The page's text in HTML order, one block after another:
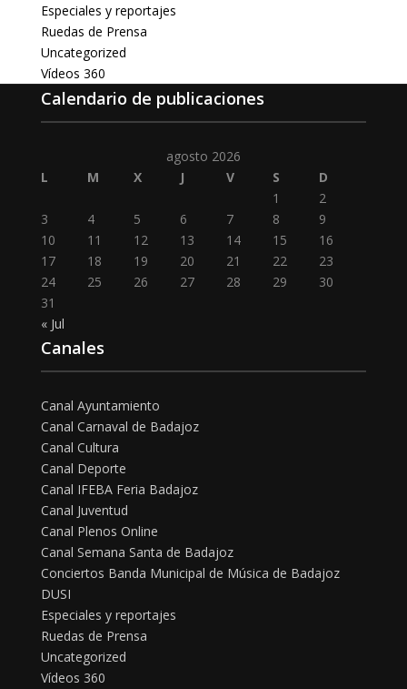
Especiales y reportajes
Ruedas de Prensa
Uncategorized
Vídeos 360
Calendario de publicaciones
agosto 2026
L
M X J V S
D
1
2
3
4 5 6 7 8
9
10
11 12 13 14 15
16
17
18 19 20 21 22
23
24
25 26 27 28 29
30
31
« Jul
Canales
Canal Ayuntamiento
Canal Carnaval de Badajoz
Canal Cultura
Canal Deporte
Canal IFEBA Feria Badajoz
Canal Juventud
Canal Plenos Online
Canal Semana Santa de Badajoz
Conciertos Banda Municipal de Música de Badajoz
DUSI
Especiales y reportajes
Ruedas de Prensa
Uncategorized
Vídeos 360